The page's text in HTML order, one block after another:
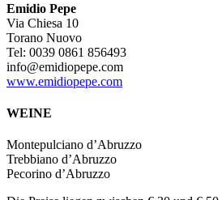
Emidio Pepe
Via Chiesa 10
Torano Nuovo
Tel: 0039 0861 856493
info@emidiopepe.com
www.emidiopepe.com
WEINE
Montepulciano d’Abruzzo
Trebbiano d’Abruzzo
Pecorino d’Abruzzo